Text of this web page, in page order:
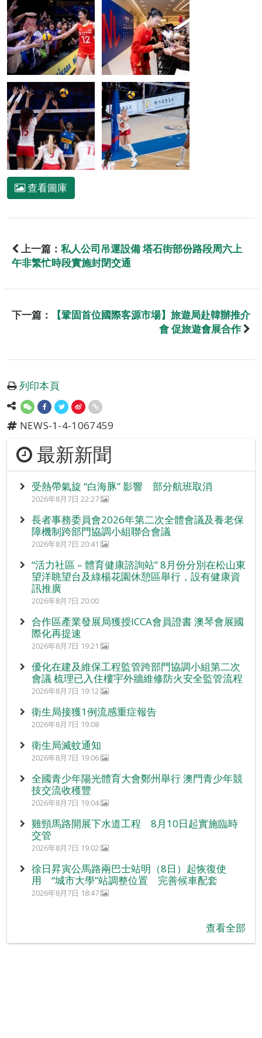
查看圖庫
上一篇： 私人公司吊運設備 塔石街部份路段周六上
午非繁忙時段實施封閉交通
下一篇：
【鞏固首位國際客源市場】旅遊局赴韓辦推介
會 促旅遊會展合作
列印本頁
NEWS-1-4-1067459
最新新聞
受熱帶氣旋 “白海豚” 影響 部分航班取消
2026年8月7日 22:27
長者事務委員會2026年第二次全體會議及養老保
障機制跨部門協調小組聯合會議
2026年8月7日 20:41
“活力社區 – 體育健康諮詢站” 8月份分別在松山東
望洋眺望台及綠楊花園休憩區舉行，設有健康資
訊推廣
2026年8月7日 20:00
合作區產業發展局獲授ICCA會員證書 澳琴會展國
際化再提速
2026年8月7日 19:21
優化在建及維保工程監管跨部門協調小組第二次
會議 梳理已入住樓宇外牆維修防火安全監管流程
2026年8月7日 19:12
衛生局接獲1例流感重症報告
2026年8月7日 19:08
衛生局滅蚊通知
2026年8月7日 19:06
全國青少年陽光體育大會鄭州舉行 澳門青少年競
技交流收穫豐
2026年8月7日 19:04
雞頸馬路開展下水道工程 8月10日起實施臨時
交管
2026年8月7日 19:02
徐日昇寅公馬路兩巴士站明（8日）起恢復使
用 “城市大學”站調整位置 完善候車配套
2026年8月7日 18:47
查看全部